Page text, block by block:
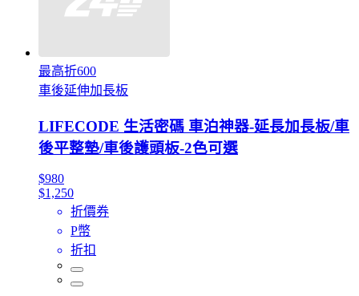
最高折600
車後延伸加長板
LIFECODE 生活密碼 車泊神器-延長加長板/車
後平整墊/車後護頭板-2色可選
$980
$1,250
折價券
P幣
折扣